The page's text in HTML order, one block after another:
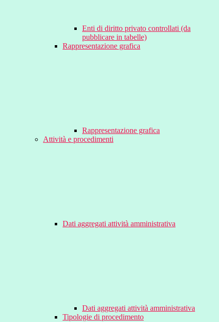
Enti di diritto privato controllati (da
pubblicare in tabelle)
Rappresentazione grafica
Rappresentazione grafica
Attività e procedimenti
Dati aggregati attività amministrativa
Dati aggregati attività amministrativa
Tipologie di procedimento